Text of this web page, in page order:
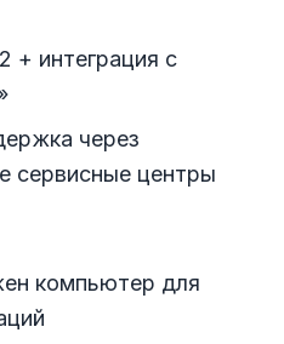
интеграция с
через
сервисные центры
компьютер для